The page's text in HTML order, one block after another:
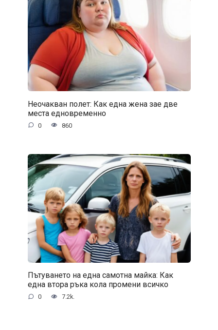
Неочакван полет: Как една жена зае две
места едновременно
0 860
Пътуването на една самотна майка: Как
една втора ръка кола промени всичко
0 7.2k.